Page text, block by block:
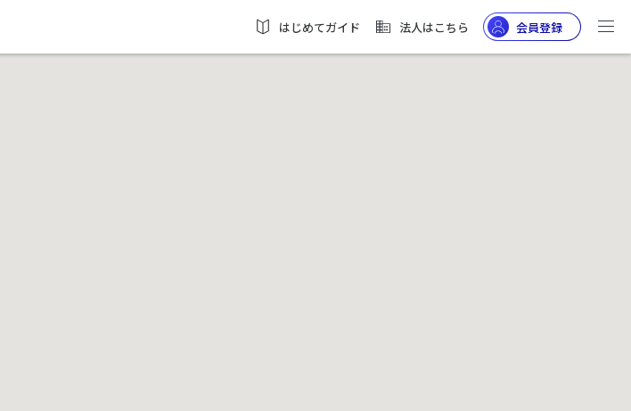
はじめてガイド 法人はこちら 会員登録